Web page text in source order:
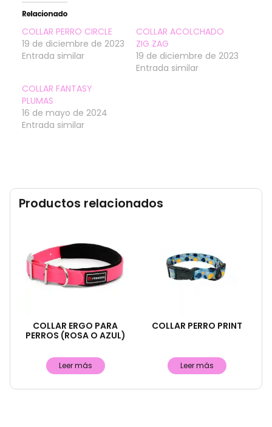
Productos relacionados
COLLAR ERGO PARA
PERROS (ROSA O AZUL)
Leer más
COLLAR PERRO PRINT
Leer más
Relacionado
COLLAR PERRO CIRCLE
19 de diciembre de 2023
Entrada similar
COLLAR ACOLCHADO
ZIG ZAG
19 de diciembre de 2023
Entrada similar
COLLAR FANTASY
PLUMAS
16 de mayo de 2024
Entrada similar